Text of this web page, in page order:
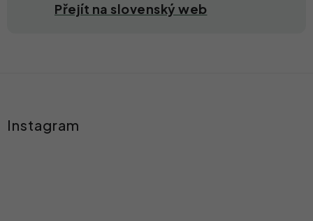
Přejít na slovenský web
pInstagram